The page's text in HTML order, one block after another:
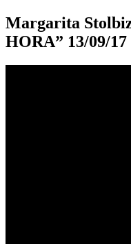
Margarita
HORA” 13/09/17